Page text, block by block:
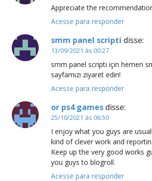
Appreciate the
Acesse para responder
smm panel scripti disse:
13/09/2021 às 00:27
smm panel scripti için hemen
sayfamızı ziyaret edin!
Acesse para responder
or ps4 gamesdisse:
25/10/2021 às 06:50
I enjoy what you guys are
kind of clever work and
Keep up the very good works
you guys to blogroll.
Acesse para responder